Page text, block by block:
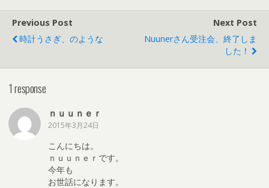
Previous Post
時計うさぎ、のような
Next Post
Nuunerさん受注会、終了しま
した！
1 response
ｎｕｕｎｅｒ
2015年3月24日
こんにちは。
ｎｕｕｎｅｒです。
今年も
お世話になります。